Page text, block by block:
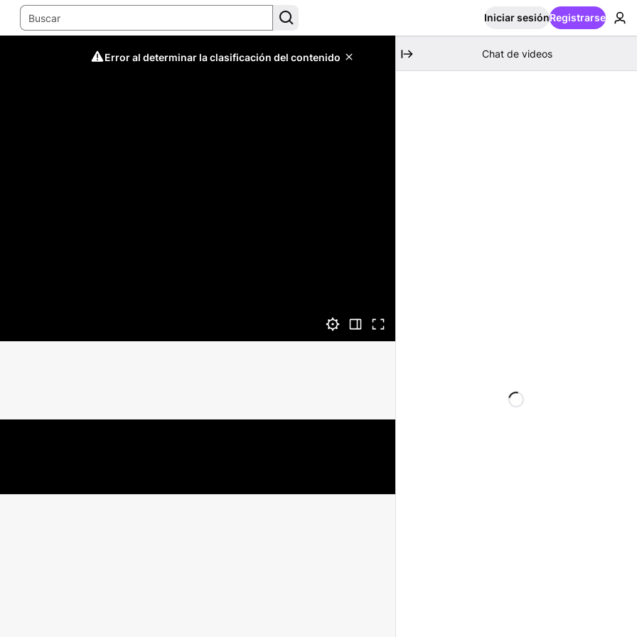
Iniciar sesiónRegistrarse
Error al determinar la clasificación del contenido Chat de videos